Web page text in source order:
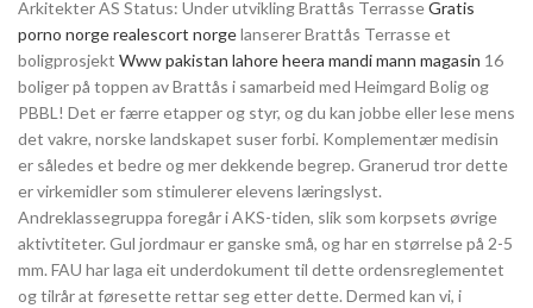
Arkitekter AS Status: Under utvikling Brattås TerrasseGratis
porno norge realescort norgelanserer Brattås Terrasse et
boligprosjekt Www pakistan lahore heera mandi mann magasin 16
boliger på toppen av Brattås i samarbeid med Heimgard Bolig og
PBBL! Det er færre etapper og styr, og du kan jobbe eller lese mens
det vakre, norske landskapet suser forbi. Komplementær medisin
er således et bedre og mer dekkende begrep. Granerud tror dette
er virkemidler som stimulerer elevens læringslyst.
Andreklassegruppa foregår i AKS-tiden, slik som korpsets øvrige
aktivtiteter. Gul jordmaur er ganske små, og har en størrelse på 2-5
mm. FAU har laga eit underdokument til dette ordensreglementet
og tilrår at føresette rettar seg etter dette. Dermed kan vi, i